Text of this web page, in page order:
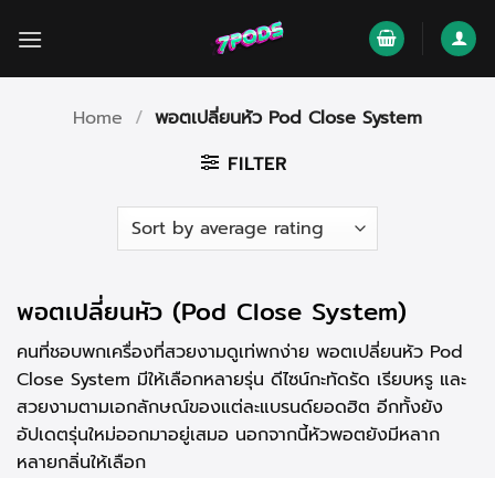
Home / พอตเปลี่ยนหัว Pod Close System
FILTER
พอตเปลี่ยนหัว (Pod Close System)
คนที่ชอบพกเครื่องที่สวยงามดูเท่พกง่าย พอตเปลี่ยนหัว Pod
Close System มีให้เลือกหลายรุ่น ดีไซน์กะทัดรัด เรียบหรู และ
สวยงามตามเอกลักษณ์ของแต่ละแบรนด์ยอดฮิต อีกทั้งยัง
อัปเดตรุ่นใหม่ออกมาอยู่เสมอ นอกจากนี้หัวพอตยังมีหลาก
หลายกลิ่นให้เลือก